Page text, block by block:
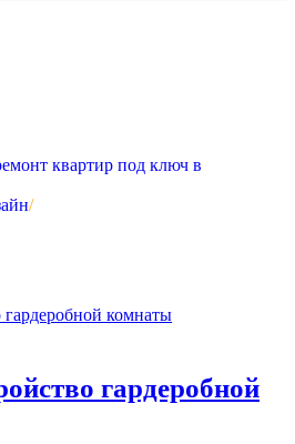
квартир под ключ в
/
гардеробной